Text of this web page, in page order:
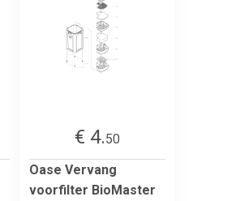
€ 4.50
Oase Vervang
voorfilter BioMaster